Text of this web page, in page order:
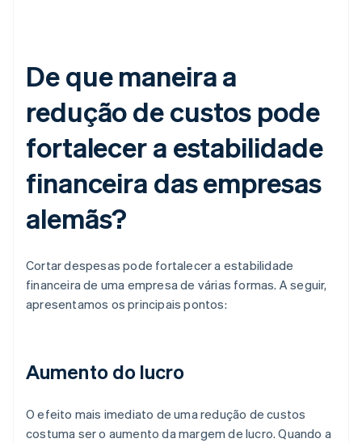
De que maneira a
redução de custos pode
fortalecer a estabilidade
financeira das empresas
alemãs?
Cortar despesas pode fortalecer a estabilidade
financeira de uma empresa de várias formas. A seguir,
apresentamos os principais pontos:
Aumento do lucro
O efeito mais imediato de uma redução de custos
costuma ser o aumento da margem de lucro. Quando a